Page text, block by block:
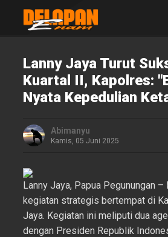
Lanny Jaya Turut
Kuartal II, Kapolres:
Nyata Kepedulian
Abimanyu
Kamis, 05 Juni 2025
Lanny Jaya, Papua Pegunungan
kegiatan strategis bertempat di
Jaya. Kegiatan ini meliputi dua
dengan Presiden Republik